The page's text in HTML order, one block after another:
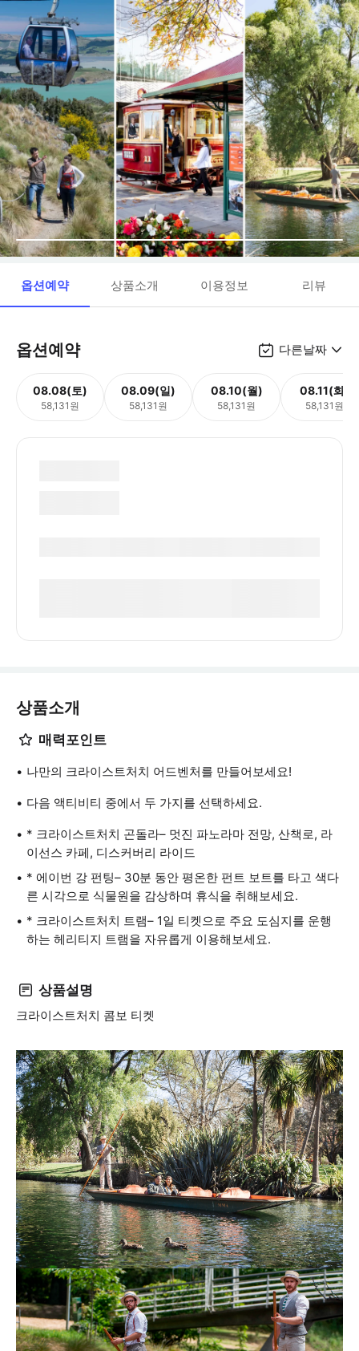
옵션예약 상품소개 이용정보 리뷰
옵션예약 다른날짜
08.08(토)
58,131원
08.09(일)
58,131원
08.10(월)
58,131원
08.11(화)
58,131원
상품소개
매력포인트
나만의 크라이스트처치 어드벤처를 만들어보세요!
다음 액티비티 중에서 두 가지를 선택하세요.
* 크라이스트처치 곤돌라– 멋진 파노라마 전망, 산책로, 라
이선스 카페, 디스커버리 라이드
* 에이번 강 펀팅– 30분 동안 평온한 펀트 보트를 타고 색다
른 시각으로 식물원을 감상하며 휴식을 취해보세요.
* 크라이스트처치 트램– 1일 티켓으로 주요 도심지를 운행
하는 헤리티지 트램을 자유롭게 이용해보세요.
상품설명
크라이스트처치 콤보 티켓